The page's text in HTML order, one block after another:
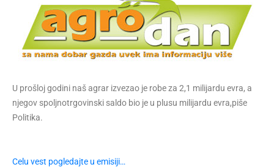
U prošloj godini naš agrar izvezao je robe za 2,1 milijardu evra, a
njegov spoljnotrgovinski saldo bio je u plusu milijardu evra,piše
Politika.
Celu vest pogledajte u emisiji…